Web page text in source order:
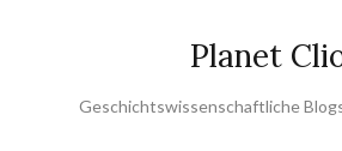
Planet
Geschichtswissenschaftliche